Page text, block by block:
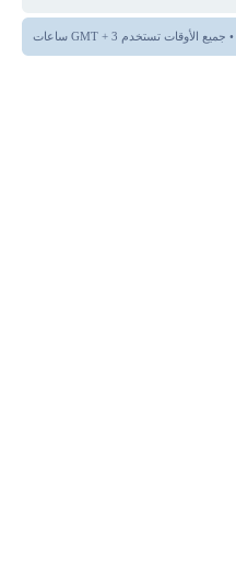
• جميع الأوقات تستخدم GMT + 3 ساعات